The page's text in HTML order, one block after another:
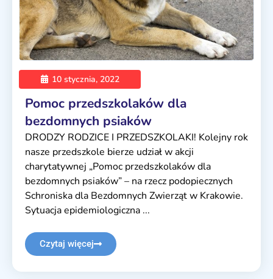
10 stycznia, 2022
Pomoc przedszkolaków dla
bezdomnych psiaków
DRODZY RODZICE I PRZEDSZKOLAKI! Kolejny rok
nasze przedszkole bierze udział w akcji
charytatywnej „Pomoc przedszkolaków dla
bezdomnych psiaków” – na rzecz podopiecznych
Schroniska dla Bezdomnych Zwierząt w Krakowie.
Sytuacja epidemiologiczna ...
Czytaj więcej